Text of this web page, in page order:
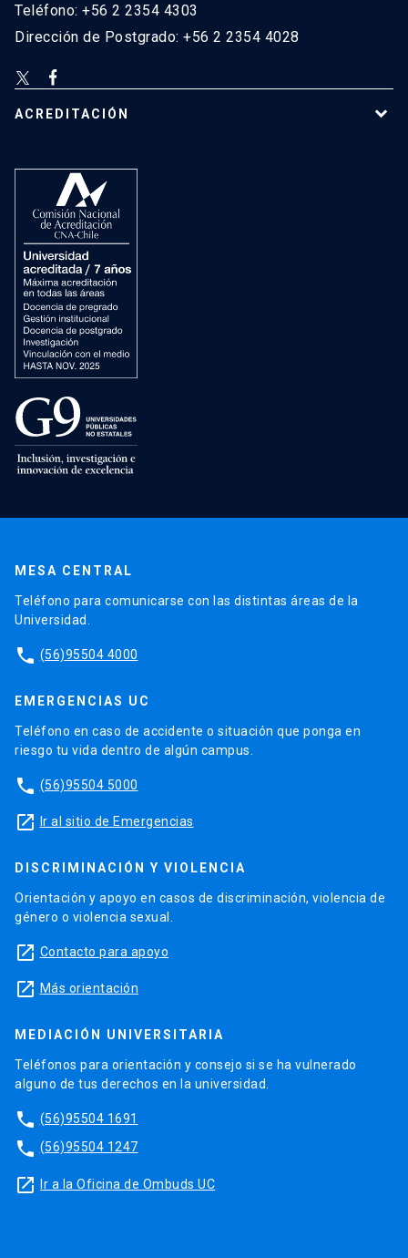
Teléfono: +56 2 2354 4303
Dirección de Postgrado: +56 2 2354 4028
ACREDITACIÓN
MESA CENTRAL
Teléfono para comunicarse con las distintas áreas de la
Universidad.
phone (56)95504 4000
EMERGENCIAS UC
Teléfono en caso de accidente o situación que ponga en
riesgo tu vida dentro de algún campus.
phone (56)95504 5000
launch Ir al sitio de Emergencias
DISCRIMINACIÓN Y VIOLENCIA
Orientación y apoyo en casos de discriminación, violencia de
género o violencia sexual.
launch Contacto para apoyo
launch Más orientación
MEDIACIÓN UNIVERSITARIA
Teléfonos para orientación y consejo si se ha vulnerado
alguno de tus derechos en la universidad.
phone (56)95504 1691
phone (56)95504 1247
launch Ir a la Oficina de Ombuds UC